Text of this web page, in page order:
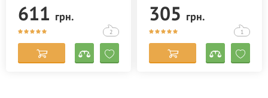
611 грн.
2
305 грн.
1